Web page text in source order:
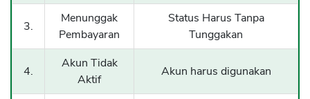
3.
Menunggak
Pembayaran
Status Harus Tanpa
Tunggakan
4.
Akun Tidak
Aktif
Akun harus digunakan